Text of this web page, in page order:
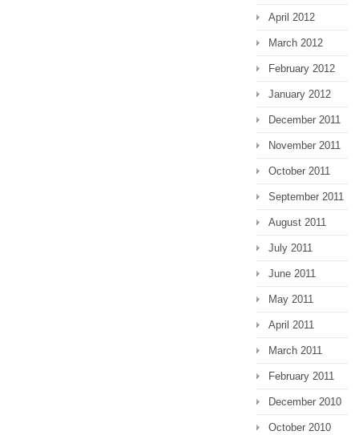
April 2012
March 2012
February 2012
January 2012
December 2011
November 2011
October 2011
September 2011
August 2011
July 2011
June 2011
May 2011
April 2011
March 2011
February 2011
December 2010
October 2010